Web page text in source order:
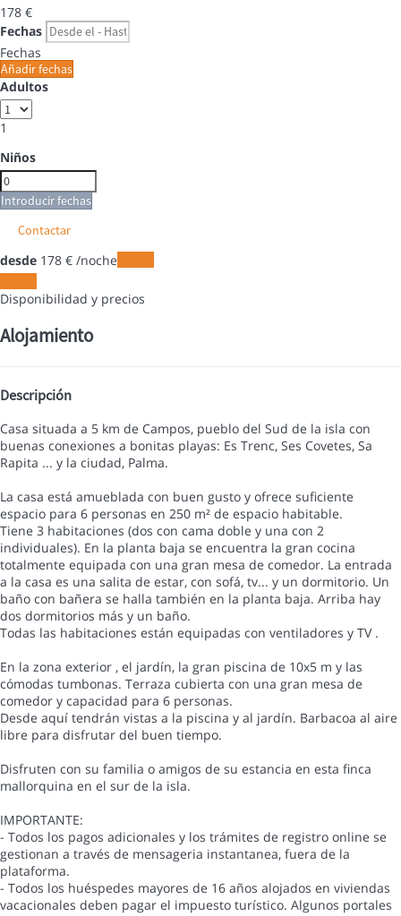
178 €
Fechas
Fechas
Añadir fechas
Adultos
1
Niños
Introducir fechas
Contactar
desde 178 € /noche
Disponibilidad y precios
Alojamiento
Descripción
Casa situada a 5 km de Campos, pueblo del Sud de la isla con
buenas conexiones a bonitas playas: Es Trenc, Ses Covetes, Sa
Rapita ... y la ciudad, Palma.
La casa está amueblada con buen gusto y ofrece suficiente
espacio para 6 personas en 250 m² de espacio habitable.
Tiene 3 habitaciones (dos con cama doble y una con 2
individuales). En la planta baja se encuentra la gran cocina
totalmente equipada con una gran mesa de comedor. La entrada
a la casa es una salita de estar, con sofá, tv... y un dormitorio. Un
baño con bañera se halla también en la planta baja. Arriba hay
dos dormitorios más y un baño.
Todas las habitaciones están equipadas con ventiladores y TV .
En la zona exterior , el jardín, la gran piscina de 10x5 m y las
cómodas tumbonas. Terraza cubierta con una gran mesa de
comedor y capacidad para 6 personas.
Desde aquí tendrán vistas a la piscina y al jardín. Barbacoa al aire
libre para disfrutar del buen tiempo.
Disfruten con su familia o amigos de su estancia en esta finca
mallorquina en el sur de la isla.
IMPORTANTE:
- Todos los pagos adicionales y los trámites de registro online se
gestionan a través de mensageria instantanea, fuera de la
plataforma.
- Todos los huéspedes mayores de 16 años alojados en viviendas
vacacionales deben pagar el impuesto turístico. Algunos portales